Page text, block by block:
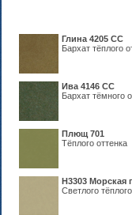
Глина 4205 СС
Бархат тёплого
Ива 4146 СС
Бархат тёмного
Плющ 701
Тёплого оттенка
H3303 Морская
Светлого